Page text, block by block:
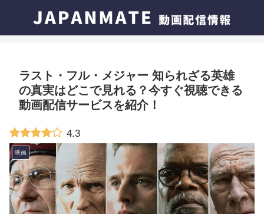
ラスト・フル・メジャー 知られざる英雄
の真実はどこで見れる？今すぐ視聴できる
動画配信サービスを紹介！
4.3
映画